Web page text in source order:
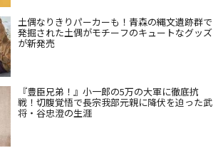
土偶なりきりパーカーも！青森の縄文遺跡群で
発掘された土偶がモチーフのキュートなグッズ
が新発売
『豊臣兄弟！』小一郎の5万の大軍に徹底抗
戦！切腹覚悟で長宗我部元親に降伏を迫った武
将・谷忠澄の生涯